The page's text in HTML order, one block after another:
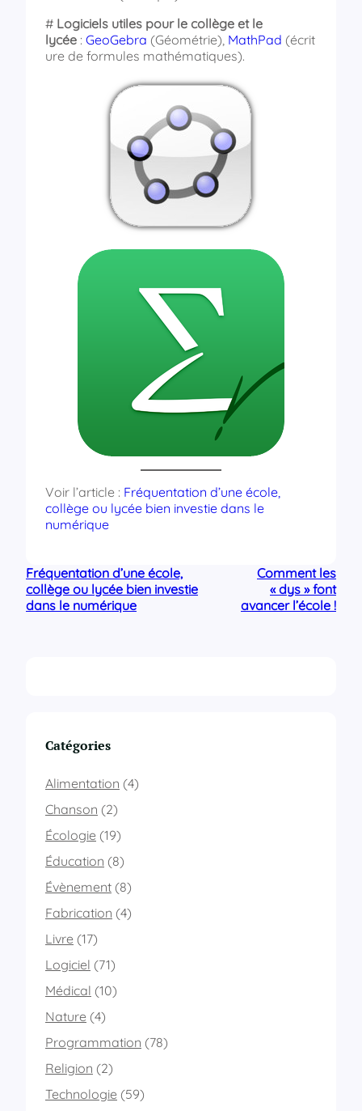
# Logiciels utiles pour le collège et le
lycée : GeoGebra (Géométrie), MathPad (écrit
ure de formules mathématiques).
Voir l’article : Fréquentation d’une école,
collège ou lycée bien investie dans le
numérique
Fréquentation d’une école,
collège ou lycée bien investie
dans le numérique
Comment les
« dys » font
avancer l’école !
Catégories
Alimentation (4)
Chanson (2)
Écologie (19)
Éducation (8)
Évènement (8)
Fabrication (4)
Livre (17)
Logiciel (71)
Médical (10)
Nature (4)
Programmation (78)
Religion (2)
Technologie (59)